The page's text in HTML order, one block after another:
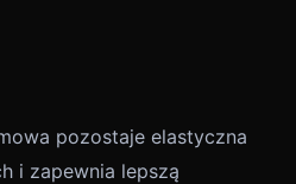
pozostaje elastyczna
i zapewnia lepszą